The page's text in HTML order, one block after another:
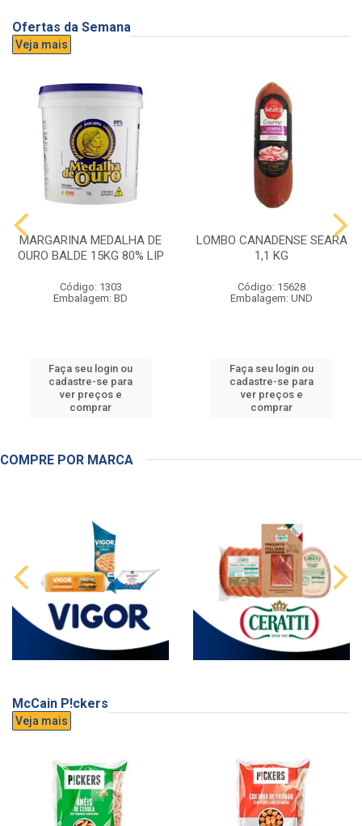
Ofertas da Semana
Veja mais
MARGARINA MEDALHA DE
OURO BALDE 15KG 80% LIP
Código: 1303
Embalagem: BD
Faça seu login ou
cadastre-se para
ver preços e
comprar
LOMBO CANADENSE SEARA
1,1 KG
Código: 15628
Embalagem: UND
Faça seu login ou
cadastre-se para
ver preços e
comprar
COMPRE POR MARCA
McCain P!ckers
Veja mais